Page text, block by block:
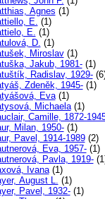
Agnes (1)
E. (1)
E. (1)
D. (1)
Miroslav(1)
Jakub, 1981-(1)
Radislav, 1929-
Zdeněk, 1945-(1)
Eva(1)
Michaela(1)
Camille, 1872-
Milan, 1950-(1)
Pavel, 1914-1989(2)
Eva, 1957-(1)
Pavla, 1919-
Ivana(1)
August L. (1)
Pavel, 1932-(1)